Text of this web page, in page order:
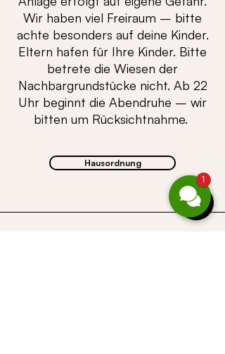
Wir haben viel Freiraum – bitte
achte besonders auf deine Kinder.
Eltern hafen für Ihre Kinder. Bitte
betrete die Wiesen der
Nachbargrundstücke nicht. Ab 22
Uhr beginnt die Abendruhe – wir
bitten um Rücksichtnahme.
Hausordnung
1